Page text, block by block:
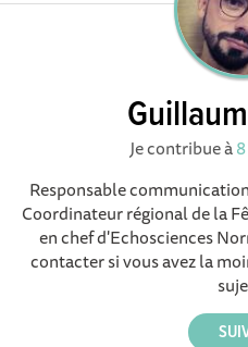
Je contribue à
Responsable
Coordinateur régional de la
en chef d'Echosciences
contacter si vous avez la